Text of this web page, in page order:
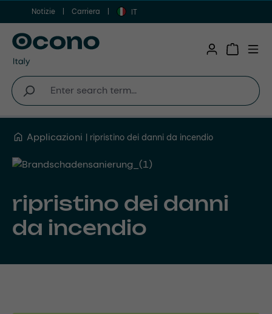
Vai al contenuto principale
Notizie Carriera IT
Applicazioni ripristino dei danni da incendio
ripristino dei danni
da incendio